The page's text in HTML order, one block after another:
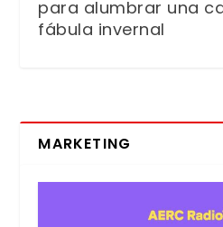
para alumbrar una
fábula invernal
MARKETING